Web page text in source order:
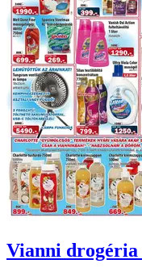
Vianni drogéria